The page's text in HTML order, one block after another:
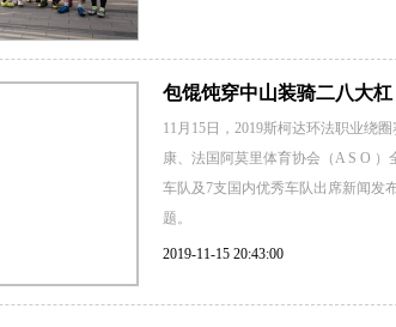
包馄饨穿中山装骑二八大
11月15日，2019斯柯达环法职业绕
康、法国阿莫里体育协会（A S O
车队及7支国内优秀车队出席新闻发
题。
2019-11-15 20:43:00